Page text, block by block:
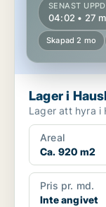
SENAST
04:02 • 27
Skapad 2 mo
Lager i
Lager att hyra i
Areal
Ca. 920 m2
Pris pr. md.
Inte angivet